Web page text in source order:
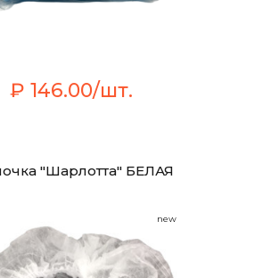
₽ 146.00/шт.
"Шарлотта" БЕЛАЯ
new